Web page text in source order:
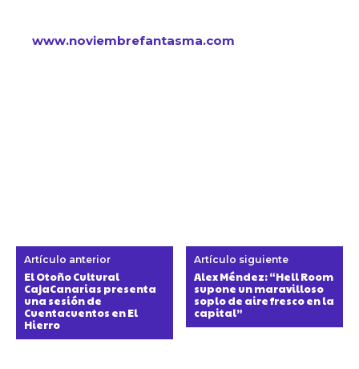
www.noviembrefantasma.com
Artículo anterior
El Otoño Cultural
CajaCanarias presenta
una sesión de
Cuentacuentos en El
Hierro
Artículo siguiente
Alex Méndez: “Hell Room
supone un maravilloso
soplo de aire fresco en la
capital”